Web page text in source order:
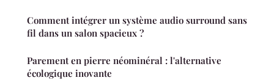
Comment intégrer un système audio surround sans
fil dans un salon spacieux ?
Parement en pierre néominéral : l'alternative
écologique inovante